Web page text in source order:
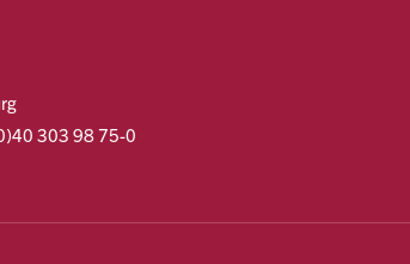
303 98 75-0